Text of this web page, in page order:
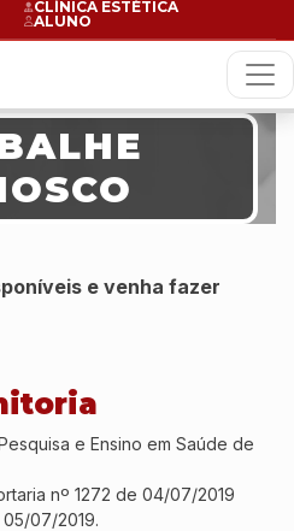
CLÍNICA ESTÉTICA
ALUNO
e venha fazer
e Ensino em Saúde de
nº 1272 de 04/07/2019
05/07/2019.